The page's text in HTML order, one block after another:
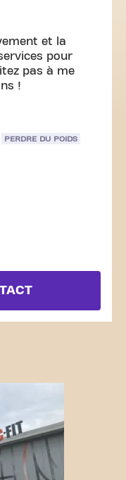
et la
pour
pas à me
!
PERDRE DU POIDS